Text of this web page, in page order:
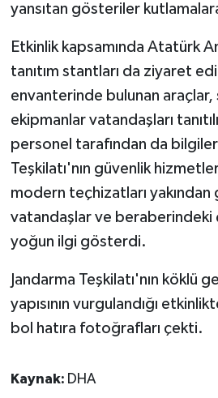
yansıtan gösteriler
Etkinlik kapsamında Atatürk
tanıtım stantları da ziyaret
envanterinde bulunan araçlar,
ekipmanlar vatandaşları
personel tarafından da
Teşkilatı'nın güvenlik
modern teçhizatları yakından
vatandaşlar ve beraberindeki
yoğun ilgi gösterdi.
Jandarma Teşkilatı'nın köklü
yapısının vurgulandığı
bol hatıra fotoğrafları çekti.
Kaynak: DHA